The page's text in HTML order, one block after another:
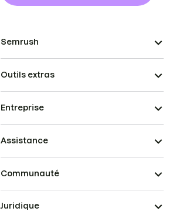
Semrush
Outils extras
Entreprise
Assistance
Communauté
Juridique